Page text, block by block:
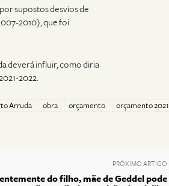
supostos desvios de
2010), que foi
deverá influir, como diria
2022.
Arruda obra orçamento
orçamento 2021
PRÓXIMO ARTIGO
do filho, mãe de Geddel pode